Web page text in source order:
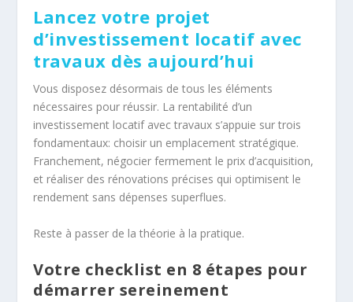
Lancez votre projet
d’investissement locatif avec
travaux dès aujourd’hui
Vous disposez désormais de tous les éléments
nécessaires pour réussir. La rentabilité d’un
investissement locatif avec travaux s’appuie sur trois
fondamentaux: choisir un emplacement stratégique.
Franchement, négocier fermement le prix d’acquisition,
et réaliser des rénovations précises qui optimisent le
rendement sans dépenses superflues.
Reste à passer de la théorie à la pratique.
Votre checklist en 8 étapes pour
démarrer sereinement